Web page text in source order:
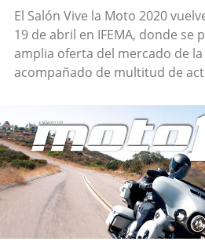
El Salón Vive la Moto 2020
19 de abril en IFEMA, donde se
amplia oferta del mercado de
acompañado de multitud de